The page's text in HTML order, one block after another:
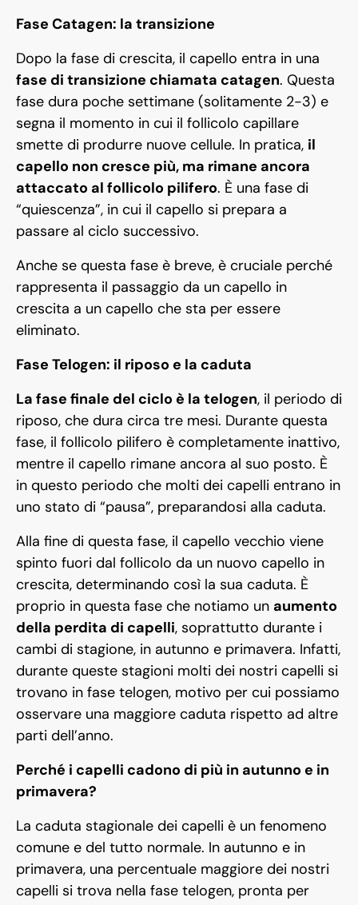
Fase Catagen: la transizione
Dopo la fase di crescita, il capello entra in una
fase di transizione chiamata catagen. Questa
fase dura poche settimane (solitamente 2-3) e
segna il momento in cui il follicolo capillare
smette di produrre nuove cellule. In pratica, il
capello non cresce più, ma rimane ancora
attaccato al follicolo pilifero. È una fase di
“quiescenza”, in cui il capello si prepara a
passare al ciclo successivo.
Anche se questa fase è breve, è cruciale perché
rappresenta il passaggio da un capello in
crescita a un capello che sta per essere
eliminato.
Fase Telogen: il riposo e la caduta
La fase finale del ciclo è la telogen, il periodo di
riposo, che dura circa tre mesi. Durante questa
fase, il follicolo pilifero è completamente inattivo,
mentre il capello rimane ancora al suo posto. È
in questo periodo che molti dei capelli entrano in
uno stato di “pausa”, preparandosi alla caduta.
Alla fine di questa fase, il capello vecchio viene
spinto fuori dal follicolo da un nuovo capello in
crescita, determinando così la sua caduta. È
proprio in questa fase che notiamo un aumento
della perdita di capelli, soprattutto durante i
cambi di stagione, in autunno e primavera. Infatti,
durante queste stagioni molti dei nostri capelli si
trovano in fase telogen, motivo per cui possiamo
osservare una maggiore caduta rispetto ad altre
parti dell’anno.
Perché i capelli cadono di più in autunno e in
primavera?
La caduta stagionale dei capelli è un fenomeno
comune e del tutto normale. In autunno e in
primavera, una percentuale maggiore dei nostri
capelli si trova nella fase telogen, pronta per